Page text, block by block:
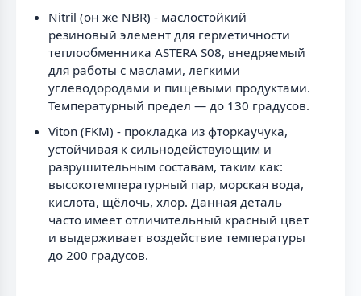
Nitril (он же NBR) - маслостойкий
резиновый элемент для герметичности
теплообменника ASTERA S08, внедряемый
для работы с маслами, легкими
углеводородами и пищевыми продуктами.
Температурный предел — до 130 градусов.
Viton (FKM) - прокладка из фторкаучука,
устойчивая к сильнодействующим и
разрушительным составам, таким как:
высокотемпературный пар, морская вода,
кислота, щёлочь, хлор. Данная деталь
часто имеет отличительный красный цвет
и выдерживает воздействие температуры
до 200 градусов.